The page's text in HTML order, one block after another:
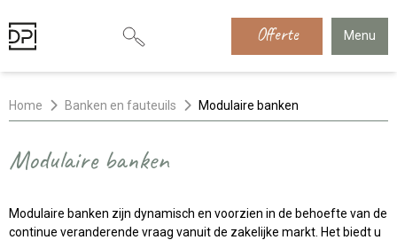
Offerte Menu
Home Banken en fauteuils Modulaire banken
Modulaire banken
Modulaire banken zijn dynamisch en voorzien in de behoefte van de
continue veranderende vraag vanuit de zakelijke markt. Het biedt u